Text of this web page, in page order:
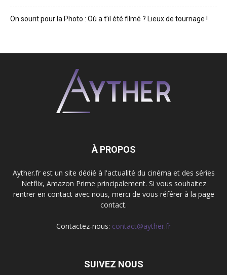
On sourit pour la Photo : Où a t’il été filmé ? Lieux de tournage !
À PROPOS
Ayther.fr est un site dédié à l'actualité du cinéma et des séries
Netflix, Amazon Prime principalement. Si vous souhaitez
rentrer en contact avec nous, merci de vous référer à la page
contact.
Contactez-nous: contact@ayther.fr
SUIVEZ NOUS